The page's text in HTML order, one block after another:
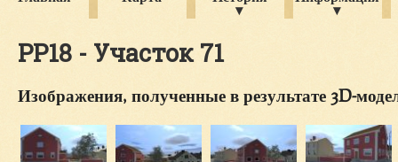
PP18 - Участок 71
Изображения, полученные в результате 3D-